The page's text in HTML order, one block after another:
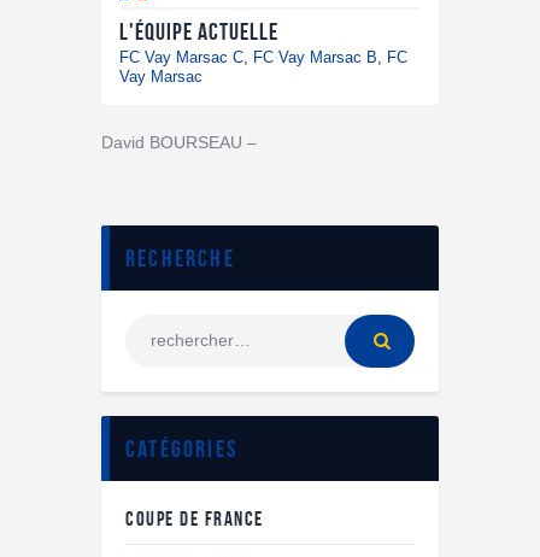
L'équipe actuelle
FC Vay Marsac C FC Vay Marsac B
FC
Vay Marsac
David BOURSEAU –
Recherche
Catégories
COUPE DE FRANCE